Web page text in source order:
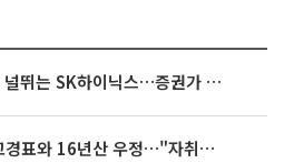
'불안과 기대 사이' 널뛰는 SK하이닉스…증권가 "HBM4·LTA 기반 펀터멘털 견고"
'나혼산' 류혜영, 고경표와 16년산 우정…"자취방서 부모님과 마주쳐"